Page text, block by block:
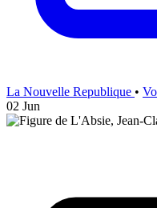
La Nouvelle Republique •
02 Jun